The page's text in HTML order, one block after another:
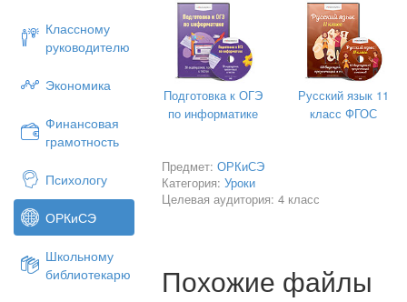
Классному
руководителю
Экономика
Финансовая
грамотность
Психологу
ОРКиСЭ
Школьному
библиотекарю
внимание и милосердие.
Тип урока:
По ведущей дидактической
По способу организации:беседа,
информации, участие в учебном
2.Методы обучения:
поисковый, словесный, наглядный,
Подготовка к ОГЭ
по информатике
Русский язык 11
класс ФГОС
Предмет:ОРКиСЭ
Категория:Уроки
Целевая аудитория: 4 класс
Похожие файлы